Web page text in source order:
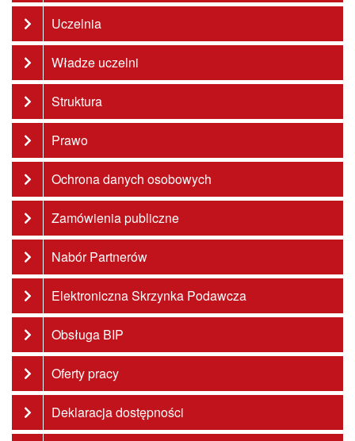
Uczelnia
Władze uczelni
Struktura
Prawo
Ochrona danych osobowych
Zamówienia publiczne
Nabór Partnerów
Elektroniczna Skrzynka Podawcza
Obsługa BIP
Oferty pracy
Deklaracja dostępności